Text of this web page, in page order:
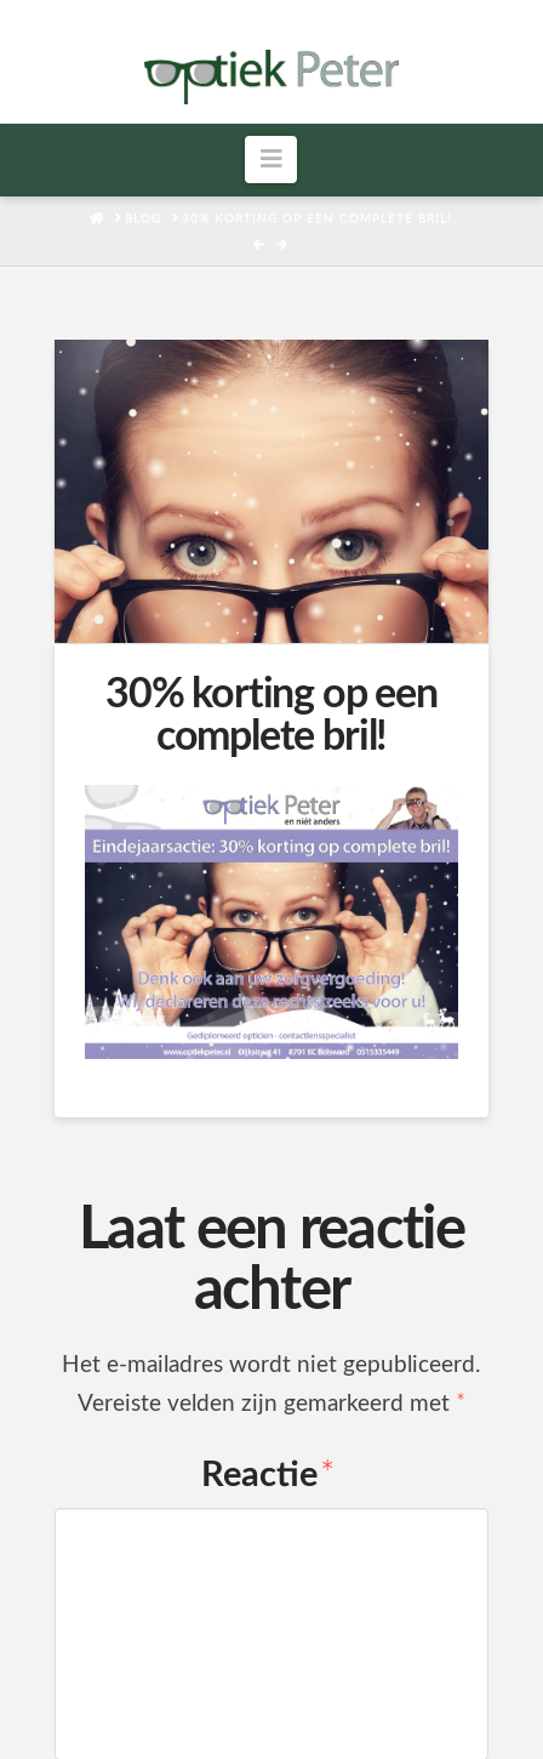
Navigatie
30% korting op een
complete bril!
Laat een reactie
achter
Het e-mailadres wordt niet gepubliceerd.
Vereiste velden zijn gemarkeerd met *
Reactie*